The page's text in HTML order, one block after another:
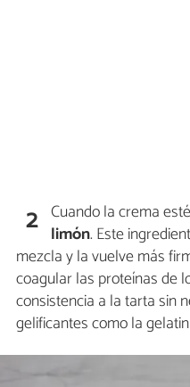
2 Cuando la crema
limón. Este
mezcla y la vuelve más
coagular las proteínas de
consistencia a la tarta sin
gelificantes como la